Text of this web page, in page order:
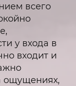
всего
у входа в
входит и
ощущениях,